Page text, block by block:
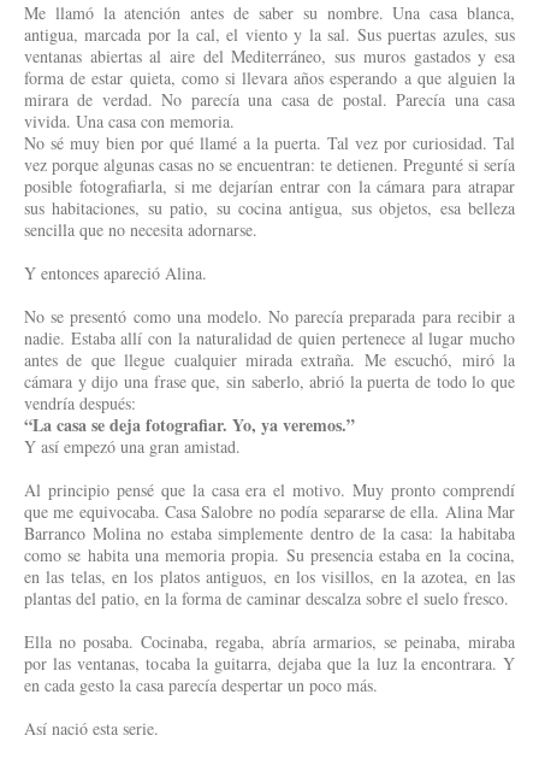
Me llamó la atención antes de saber su nombre. Una casa blanca,
antigua, marcada por la cal, el viento y la sal. Sus puertas azules, sus
ventanas abiertas al aire del Mediterráneo, sus muros gastados y esa
forma de estar quieta, como si llevara años esperando a que alguien la
mirara de verdad. No parecía una casa de postal. Parecía una casa
vivida. Una casa con memoria.
No sé muy bien por qué llamé a la puerta. Tal vez por curiosidad. Tal
vez porque algunas casas no se encuentran: te detienen. Pregunté si sería
posible fotografiarla, si me dejarían entrar con la cámara para atrapar
sus habitaciones, su patio, su cocina antigua, sus objetos, esa belleza
sencilla que no necesita adornarse.
Y entonces apareció Alina.
No se presentó como una modelo. No parecía preparada para recibir a
nadie. Estaba allí con la naturalidad de quien pertenece al lugar mucho
antes de que llegue cualquier mirada extraña. Me escuchó, miró la
cámara y dijo una frase que, sin saberlo, abrió la puerta de todo lo que
vendría después:
“La casa se deja fotografiar. Yo, ya veremos.”
Y así empezó una gran amistad.
Al principio pensé que la casa era el motivo. Muy pronto comprendí
que me equivocaba. Casa Salobre no podía separarse de ella. Alina Mar
Barranco Molina no estaba simplemente dentro de la casa: la habitaba
como se habita una memoria propia. Su presencia estaba en la cocina,
en las telas, en los platos antiguos, en los visillos, en la azotea, en las
plantas del patio, en la forma de caminar descalza sobre el suelo fresco.
Ella no posaba. Cocinaba, regaba, abría armarios, se peinaba, miraba
por las ventanas, tocaba la guitarra, dejaba que la luz la encontrara. Y
en cada gesto la casa parecía despertar un poco más.
Así nació esta serie.